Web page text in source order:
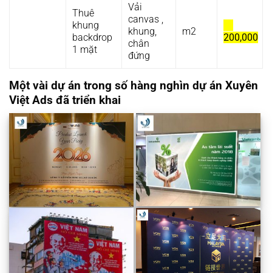
Thuê
khung
backdrop
1 mặt
Vải
canvas ,
khung,
chân
đứng
m2
200,000
Một vài dự án trong số hàng nghìn dự án Xuyên
Việt Ads đã triển khai